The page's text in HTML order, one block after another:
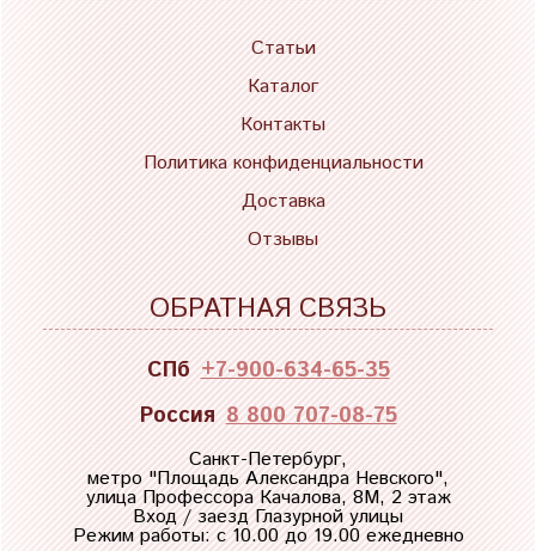
Статьи
Каталог
Контакты
Политика конфиденциальности
Доставка
Отзывы
ОБРАТНАЯ СВЯЗЬ
СПб +7-900-634-65-35
Россия 8 800 707-08-75
Санкт-Петербург,
метро "Площадь Александра Невского",
улица Профессора Качалова, 8М, 2 этаж
Вход / заезд Глазурной улицы
Режим работы: с 10.00 до 19.00 ежедневно